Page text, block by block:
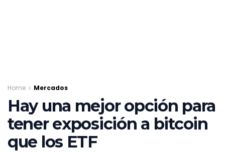
Home Mercados
Hay una mejor opción para
tener exposición a bitcoin
que los ETF